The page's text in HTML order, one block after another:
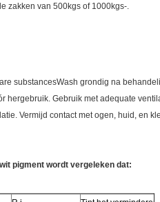
zakken van 500kgs of 1000kgs-.
substancesWash grondig na
hergebruik. Gebruik met adequate
Vermijd contact met ogen, huid, en
pigment wordt vergeleken dat: